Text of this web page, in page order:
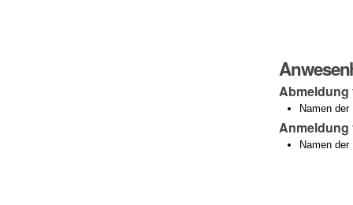
Namen
Anmeldung
Namen